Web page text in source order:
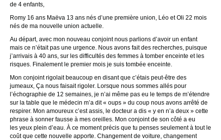
de 4 enfants,
Romy 16 ans Maëva 13 ans nés d’une première union, Léo et Oli 22 mois
nés de ma nouvelle union actuelle.
Au départ, avec mon nouveau conjoint nous parlions d’avoir un enfant
mais ce n’était pas une urgence. Nous avons fait des recherches, puisque
j’arrivais à 40 ans, sur les difficultés des femmes à tomber enceinte et les
risques. Finalement le premier mois je suis tombée enceinte.
Mon conjoint rigolait beaucoup en disant que c’étais peut-être des
jumeaux, Ça nous faisait rigoler. Lorsque nous sommes allés pour
l’échographie de 12 semaines, je n’ai même pas eu le temps de m’étendre
sur la table que le médecin m’a dit « oups » du coup nous avons arrêté de
respirer. Mon amoureux c’est assis, le docteur a dis « y en n’a deux » cette
phrase à sonner fausse à mes oreilles. Mon conjoint de son côté a eu
les yeux plein d’eau. À ce moment précis que tu penses seulement à tout le
coût que cette nouvelle apporte. Changement de voiture, changement